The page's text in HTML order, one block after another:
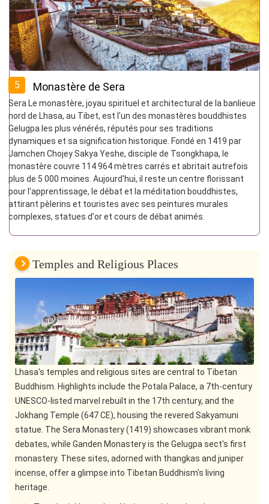
5 Monastère de Sera
Sera Le monastère, joyau spirituel et architectural de la banlieue
nord de Lhasa, au Tibet, est l'un des monastères bouddhistes
Gelugpa les plus vénérés, réputés pour ses traditions
dynamiques et sa signification historique. Fondé en 1419 par
Jamchen Chojey Sakya Yeshe, disciple de Tsongkhapa, le
monastère couvre 114 964 mètres carrés et abritait autrefois
plus de 5 000 moines. Aujourd'hui, il reste un centre florissant
pour l'apprentissage, le débat et la méditation bouddhistes,
attirant pèlerins et touristes avec ses peintures murales
complexes, statues d'or et cours de débat animés.
Temples and Religious Places
Lhasa's temples and religious sites are central to Tibetan
Buddhism. Highlights include the Potala Palace, a 7th-century
UNESCO-listed marvel rebuilt in the 17th century, and the
Jokhang Temple (647 CE), housing the revered Sakyamuni
statue. The Sera Monastery (1419) showcases vibrant monk
debates, while Ganden Monastery is the Gelugpa sect's first
monastery. These sites, adorned with thangkas and juniper
incense, offer a glimpse into Tibetan Buddhism's living
heritage.